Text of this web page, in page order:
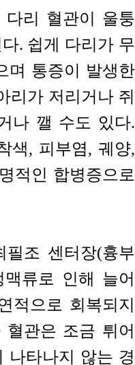
다리 혈관이 울퉁
. 쉽게 다리가 무
며 통증이 발생한
리가 저리거나 쥐
나 깰 수도 있다.
색, 피부염, 궤양,
적인 합병증으로
필조 센터장(흉부
류로 인해 늘어
적으로 회복되지
관은 조금 튀어
나타나지 않는 경